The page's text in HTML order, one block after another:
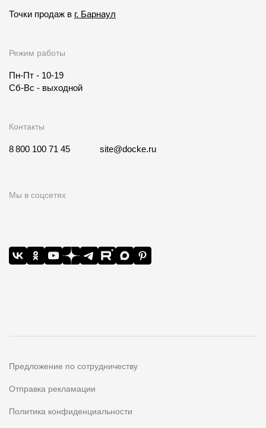
Точки продаж в г. Барнаул
Режим работы
Пн-Пт - 10-19
Сб-Вс - выходной
Контакты
8 800 100 71 45 site@docke.ru
Мы в соцсетях
Предложение по сотрудничеству
Отправка рекламации
Политика конфиденциальности